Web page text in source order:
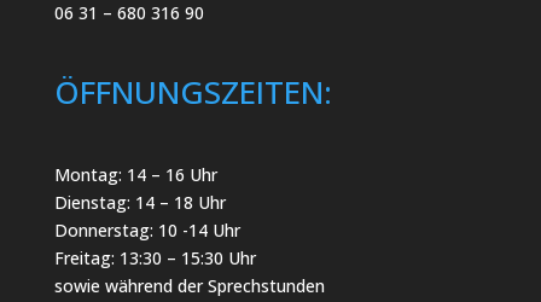
06 31 – 680 316 90
ÖFFNUNGSZEITEN:
Montag: 14 – 16 Uhr
Dienstag: 14 – 18 Uhr
Donnerstag: 10 -14 Uhr
Freitag: 13:30 – 15:30 Uhr
sowie während der Sprechstunden